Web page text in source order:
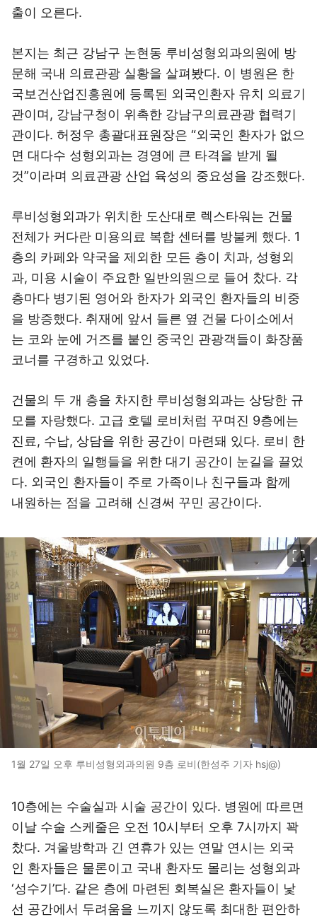
출이 오른다.
본지는 최근 강남구 논현동 루비성형외과의원에 방
문해 국내 의료관광 실황을 살펴봤다. 이 병원은 한
국보건산업진흥원에 등록된 외국인환자 유치 의료기
관이며, 강남구청이 위촉한 강남구의료관광 협력기
관이다. 허정우 총괄대표원장은 “외국인 환자가 없으
면 대다수 성형외과는 경영에 큰 타격을 받게 될
것”이라며 의료관광 산업 육성의 중요성을 강조했다.
루비성형외과가 위치한 도산대로 렉스타워는 건물
전체가 커다란 미용의료 복합 센터를 방불케 했다. 1
층의 카페와 약국을 제외한 모든 층이 치과, 성형외
과, 미용 시술이 주요한 일반의원으로 들어 찼다. 각
층마다 병기된 영어와 한자가 외국인 환자들의 비중
을 방증했다. 취재에 앞서 들른 옆 건물 다이소에서
는 코와 눈에 거즈를 붙인 중국인 관광객들이 화장품
코너를 구경하고 있었다.
건물의 두 개 층을 차지한 루비성형외과는 상당한 규
모를 자랑했다. 고급 호텔 로비처럼 꾸며진 9층에는
진료, 수납, 상담을 위한 공간이 마련돼 있다. 로비 한
켠에 환자의 일행들을 위한 대기 공간이 눈길을 끌었
다. 외국인 환자들이 주로 가족이나 친구들과 함께
내원하는 점을 고려해 신경써 꾸민 공간이다.
1월 27일 오후 루비성형외과의원 9층 로비(한성주 기자 hsj@)
10층에는 수술실과 시술 공간이 있다. 병원에 따르면
이날 수술 스케줄은 오전 10시부터 오후 7시까지 꽉
찼다. 겨울방학과 긴 연휴가 있는 연말 연시는 외국
인 환자들은 물론이고 국내 환자도 몰리는 성형외과
‘성수기’다. 같은 층에 마련된 회복실은 환자들이 낯
선 공간에서 두려움을 느끼지 않도록 최대한 편안하